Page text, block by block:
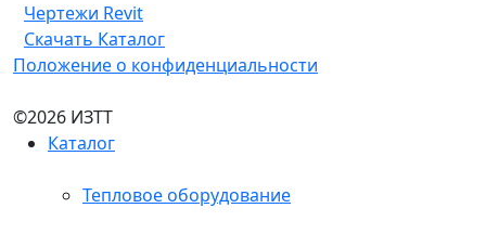
Чертежи Revit
Скачать Каталог
Положение о конфиденциальности
©2026 ИЗТТ
Каталог
Тепловое оборудование